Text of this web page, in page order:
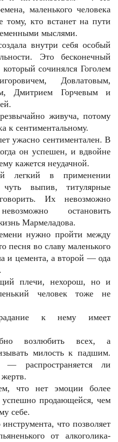
маленького человека
тому, кто встанет на пути
мыслями.
внутри себя особый
Это бесконечный
который сочинялся Гоголем
Довлатовым,
Дмитрием Горчевым и
живуча, потому
к сентиментальному.
ужасно сентиментален. В
он успешен, и вдвойне
кажется неудачной.
легкий в применении
выпив, титулярные
Их невозможно
остановить
Мармеладова.
нужно пройти между
песня во славу маленького
и цемента, а второй — ода
плечи, нехорош, но и
человек тоже не
к нему имеет
возлюбить всех, а
милость к падшим.
распространяется ли
что нет эмоции более
продающейся, чем
себе.
что позволяет
от алкоголика-